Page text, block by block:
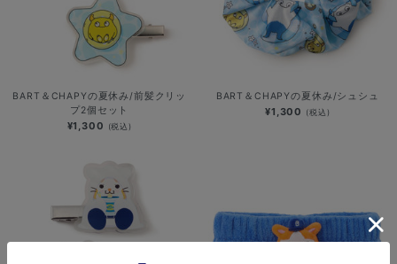
BART＆CHAPYの夏休み/前髪クリッ
プ2個セット
¥1,300 (税込)
BART＆CHAPYの夏休み/シュシュ
¥1,300 (税込)